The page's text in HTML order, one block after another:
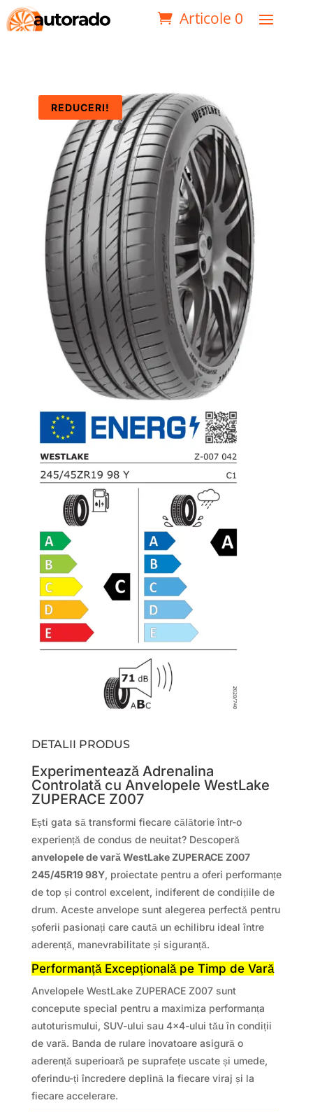
Articole 0
REDUCERI!
DETALII PRODUS
Experimentează Adrenalina
Controlată cu Anvelopele WestLake
ZUPERACE Z007
Ești gata să transformi fiecare călătorie într-o
experiență de condus de neuitat? Descoperă
anvelopele de vară WestLake ZUPERACE Z007
245/45R19 98Y, proiectate pentru a oferi performanțe
de top și control excelent, indiferent de condițiile de
drum. Aceste anvelope sunt alegerea perfectă pentru
șoferii pasionați care caută un echilibru ideal între
aderență, manevrabilitate și siguranță.
Performanță Excepțională pe Timp de Vară
Anvelopele WestLake ZUPERACE Z007 sunt
concepute special pentru a maximiza performanța
autoturismului, SUV-ului sau 4×4-ului tău în condiții
de vară. Banda de rulare inovatoare asigură o
aderență superioară pe suprafețe uscate și umede,
oferindu-ți încredere deplină la fiecare viraj și la
fiecare accelerare.